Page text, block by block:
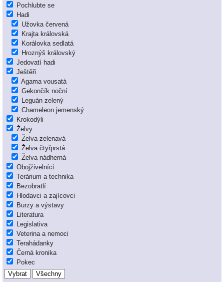
Pochlubte se
Hadi
Užovka červená
Krajta královská
Korálovka sedlatá
Hroznýš královský
Jedovatí hadi
Ještěři
Agama vousatá
Gekončík noční
Leguán zelený
Chameleon jemenský
Krokodýli
Želvy
Želva zelenavá
Želva čtyřprstá
Želva nádherná
Obojživelníci
Terárium a technika
Bezobratlí
Hlodavci a zajícovci
Burzy a výstavy
Literatura
Legislativa
Veterina a nemoci
Terahádanky
Černá kronika
Pokec